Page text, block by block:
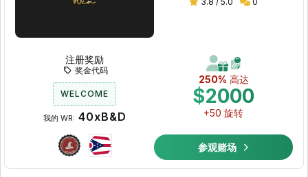
250% 高达
$2000
+50 旋转
注册奖励
奖金代码
WELCOME
我的 WR: 40xB&D
参观赌场